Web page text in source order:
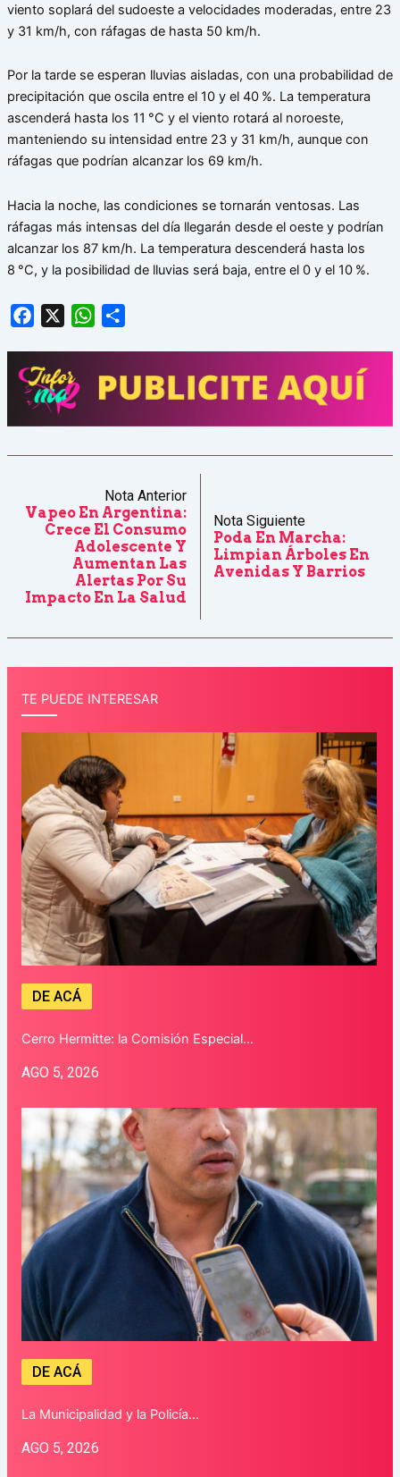
viento soplará del sudoeste a velocidades moderadas, entre 23
y 31 km/h, con ráfagas de hasta 50 km/h.
Por la tarde se esperan lluvias aisladas, con una probabilidad de
precipitación que oscila entre el 10 y el 40 %. La temperatura
ascenderá hasta los 11 °C y el viento rotará al noroeste,
manteniendo su intensidad entre 23 y 31 km/h, aunque con
ráfagas que podrían alcanzar los 69 km/h.
Hacia la noche, las condiciones se tornarán ventosas. Las
ráfagas más intensas del día llegarán desde el oeste y podrían
alcanzar los 87 km/h. La temperatura descenderá hasta los
8 °C, y la posibilidad de lluvias será baja, entre el 0 y el 10 %.
Facebook WhatsApp
Nota Anterior
Vapeo En Argentina:
Crece El Consumo
Adolescente Y
Aumentan Las
Alertas Por Su
Impacto En La Salud
Nota Siguiente
Poda En Marcha:
Limpian Árboles En
Avenidas Y Barrios
TE PUEDE INTERESAR
DE ACÁ
Cerro Hermitte: la Comisión Especial…
AGO 5, 2026
DE ACÁ
La Municipalidad y la Policía…
AGO 5, 2026